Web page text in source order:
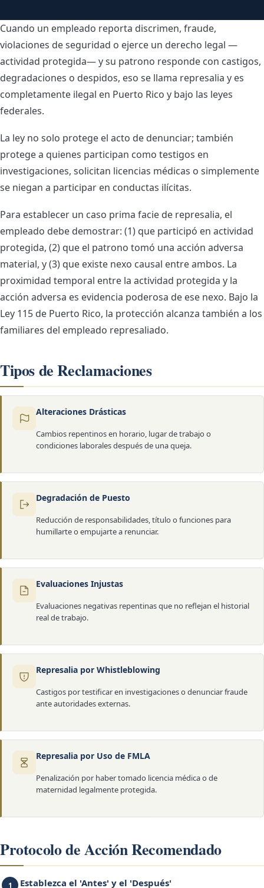
Cuando un empleado reporta discrimen, fraude,
violaciones de seguridad o ejerce un derecho legal —
actividad protegida— y su patrono responde con castigos,
degradaciones o despidos, eso se llama represalia y es
completamente ilegal en Puerto Rico y bajo las leyes
federales.
La ley no solo protege el acto de denunciar; también
protege a quienes participan como testigos en
investigaciones, solicitan licencias médicas o simplemente
se niegan a participar en conductas ilícitas.
Para establecer un caso prima facie de represalia, el
empleado debe demostrar: (1) que participó en actividad
protegida, (2) que el patrono tomó una acción adversa
material, y (3) que existe nexo causal entre ambos. La
proximidad temporal entre la actividad protegida y la
acción adversa es evidencia poderosa de ese nexo. Bajo la
Ley 115 de Puerto Rico, la protección alcanza también a los
familiares del empleado represaliado.
Tipos de Reclamaciones
Alteraciones Drásticas
Cambios repentinos en horario, lugar de trabajo o
condiciones laborales después de una queja.
Degradación de Puesto
Reducción de responsabilidades, título o funciones para
humillarte o empujarte a renunciar.
Evaluaciones Injustas
Evaluaciones negativas repentinas que no reflejan el historial
real de trabajo.
Represalia por Whistleblowing
Castigos por testificar en investigaciones o denunciar fraude
ante autoridades externas.
Represalia por Uso de FMLA
Penalización por haber tomado licencia médica o de
maternidad legalmente protegida.
Protocolo de Acción Recomendado
1 Establezca el 'Antes' y el 'Después'